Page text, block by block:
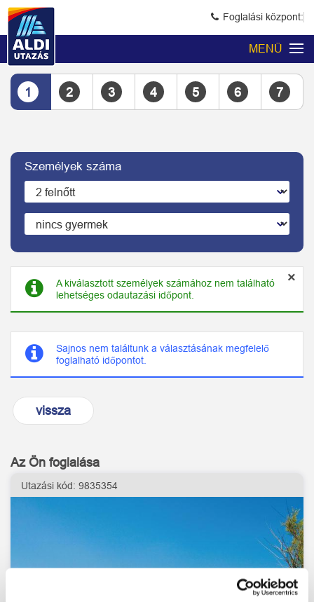
Foglalási központ:
MENÜ
1 2 3 4 5 6 7
Személyek száma
×
A kiválasztott személyek számához nem található
lehetséges odautazási időpont.
Sajnos nem találtunk a választásának megfelelő
foglalható időpontot.
vissza
Az Ön foglalása
Utazási kód: 9835354